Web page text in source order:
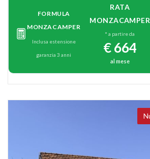
FORMULA
MONZACAMPER
Inclusa estensione
garanzia 3 anni
RATA
MONZACAMPER
* a partire da
€ 664
al mese